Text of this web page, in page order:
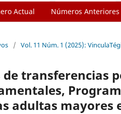
Actual Números Anteriores
/ Vol. 11 Núm. 1 (2025):
de transferencias
adultas mayores